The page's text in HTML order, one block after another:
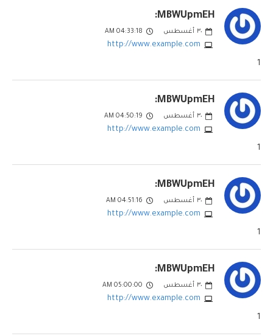
MBWUpmEH:
٣٠ أغسطس 04:33:18 AM
http://www.example.com
1
MBWUpmEH:
٣٠ أغسطس 04:50:19 AM
http://www.example.com
1
MBWUpmEH:
٣٠ أغسطس 04:51:16 AM
http://www.example.com
1
MBWUpmEH:
٣٠ أغسطس 05:00:00 AM
http://www.example.com
1